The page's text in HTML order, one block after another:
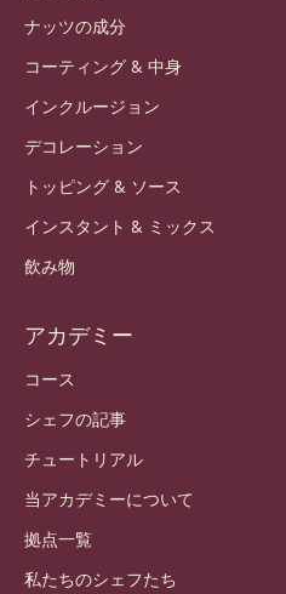
ナッツの成分
コーティング & 中身
インクルージョン
デコレーション
トッピング & ソース
インスタント & ミックス
飲み物
アカデミー
コース
シェフの記事
チュートリアル
当アカデミーについて
拠点一覧
私たちのシェフたち